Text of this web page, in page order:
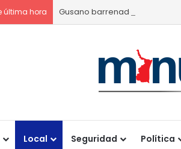
última hora Gusano barrenador provoca
Local Seguridad Política